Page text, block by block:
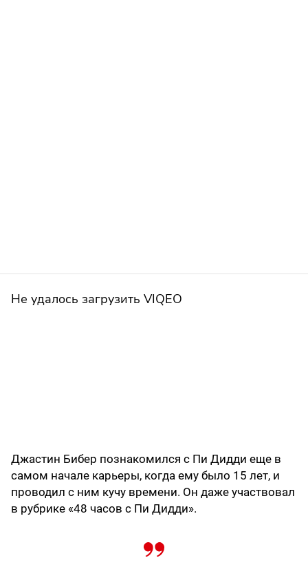
Не удалось загрузить VIQEO
Джастин Бибер познакомился с Пи Дидди еще в
самом начале карьеры, когда ему было 15 лет, и
проводил с ним кучу времени. Он даже участвовал
в рубрике «48 часов с Пи Дидди».